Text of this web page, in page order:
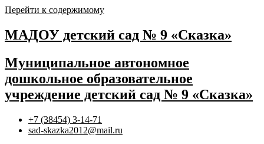
Перейти к содержимому
МАДОУ детский сад № 9 «Сказка»
Муниципальное автономное
дошкольное образовательное
учреждение детский сад № 9 «Сказка»
+7 (38454) 3-14-71
sad-skazka2012@mail.ru